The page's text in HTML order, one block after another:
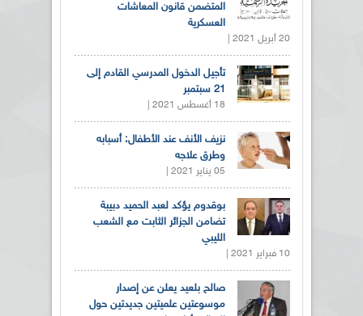
المتضمن قانون المعاشات
العسكرية
20 أبريل 2021 |
تأجيل الدخول المدرسي القادم إلى
21 سبتمبر
18 أغسطس 2021 |
نزيف الأنف عند الأطفال: أسبابه
وطرق علاجه
05 يناير 2021 |
بوقدوم يؤكد لعبد الحميد دبيبة
تضامن الجزائر الثابت مع الشعب
الليبي
10 فبراير 2021 |
صالح بلعيد يعلن عن إصدار
موسوعتين علميتين جديدتين حول